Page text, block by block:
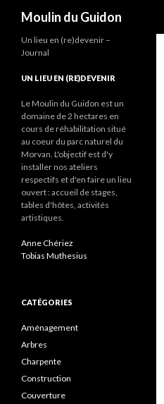
Moulin du Guidon
Un lieu en (re)devenir –
Journal
UN LIEU EN (RE)DEVENIR
Le Moulin du Guidon est un
domaine de 2 hectares en
cours de réhabilitation situé
au coeur du parc naturel du
Morvan. L'objectif est d'y
installer nos ateliers
respectifs et d'en faire un lieu
ouvert : accueil de stages,
tables d'hôtes, activités
artistiques.
Anne Chériez
Tobias Muthesius
CATÉGORIES
Aménagement
Arbres
Charpente
Construction
Couverture